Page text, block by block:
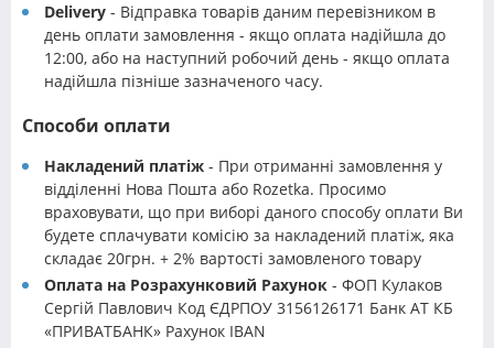
Delivery - Відправка товарів даним перевізником в
день оплати замовлення - якщо оплата надійшла до
12:00, або на наступний робочий день - якщо оплата
надійшла пізніше зазначеного часу.
Способи оплати
Накладений платіж - При отриманні замовлення у
відділенні Нова Пошта або Rozetka. Просимо
враховувати, що при виборі даного способу оплати Ви
будете сплачувати комісію за накладений платіж, яка
складає 20грн. + 2% вартості замовленого товару
Оплата на Розрахунковий Рахунок - ФОП Кулаков
Сергій Павлович Код ЄДРПОУ 3156126171 Банк АТ КБ
«ПРИВАТБАНК» Рахунок IBAN